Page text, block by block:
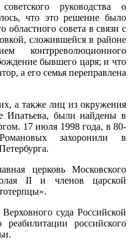
руководства о
что это решение было
областного совета в связи с
сложившейся в районе
контрреволюционного
бывшего царя; и что
а его семья переправлена
а также лиц из окружения
Ипатьева, были найдены в
17 июля 1998 года, в 80-
захоронили в
церковь Московского
II и членов царской
суда Российской
российского